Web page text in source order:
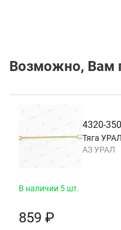
Возможно, Вам
4320-
Тяга
АЗ УРАЛ
В наличии 5 шт.
859 ₽